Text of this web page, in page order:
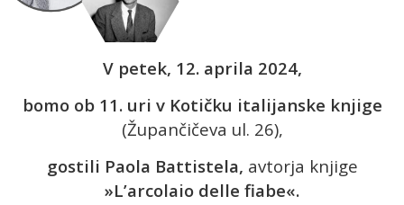
V petek, 12. aprila 2024,
bomo ob 11. uri v Kotičku italijanske knjige
(Župančičeva ul. 26),
gostili Paola Battistela, avtorja knjige
»L’arcolaio delle fiabe«.